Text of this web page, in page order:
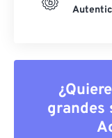
grandes